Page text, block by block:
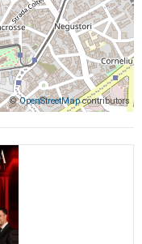
©OpenStreetMapcontributors